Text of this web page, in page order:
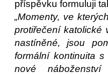
příspěvku formuluji
„Momenty, ve
protiřečení katolické
nastíněné, jsou
formální kontinuita
nové náboženství